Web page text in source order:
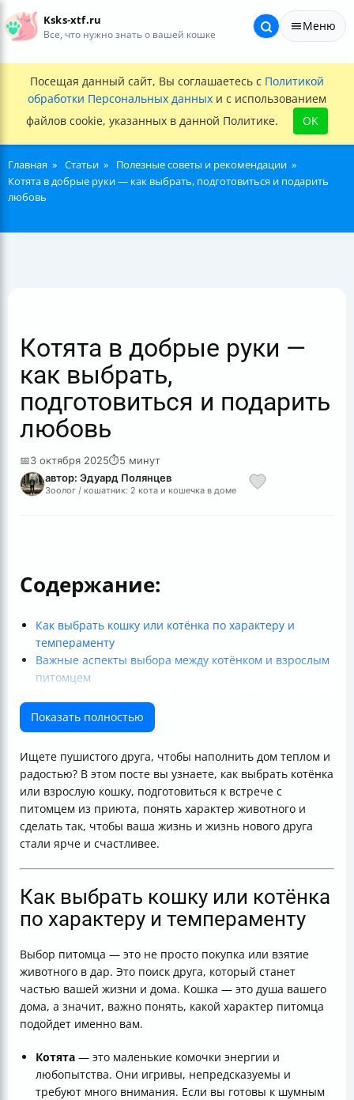
Ksks-xtf.ru
Все, что нужно знать о вашей кошке
Меню
Посещая данный сайт, Вы соглашаетесь с Политикой
обработки Персональных данных и с использованием
файлов cookie, указанных в данной Политике.
OK
Главная Статьи
Полезные советы и рекомендации
Котята в добрые руки — как выбрать, подготовиться и подарить
любовь
Котята в добрые руки —
как выбрать,
подготовиться и подарить
любовь
📅3 октября 2025⏱5 минут
автор: Эдуард Полянцев
Зоолог / кошатник: 2 кота и кошечка в доме
Содержание:
Как выбрать кошку или котёнка по характеру и
темпераменту
Важные аспекты выбора между котёнком и взрослым
питомцем
волонтёров
Как понять, подходит ли поведение кошки для вашего
Плюсы и минусы приюта и волонтёрской передачи
по сравнению с покупкой у заводчика
Советы по адаптации кошки в новом доме
Ресурсы и поддержка от волонтёров
Как минимизировать стресс при первой встрече с
питомцем
Как правильно составить объявление "Отдам
бесплатно в хорошие руки"
Как обеспечить актуальность и достоверность
информации
Полезные ссылки
Показать полностью
Ищете пушистого друга, чтобы наполнить дом теплом и
радостью? В этом посте вы узнаете, как выбрать котёнка
или взрослую кошку, подготовиться к встрече с
питомцем из приюта, понять характер животного и
сделать так, чтобы ваша жизнь и жизнь нового друга
стали ярче и счастливее.
Как выбрать кошку или котёнка
по характеру и темпераменту
Выбор питомца — это не просто покупка или взятие
животного в дар. Это поиск друга, который станет
частью вашей жизни и дома. Кошка — это душа вашего
дома, а значит, важно понять, какой характер питомца
подойдет именно вам.
Котята — это маленькие комочки энергии и
любопытства. Они игривы, непредсказуемы и
требуют много внимания. Если вы готовы к шумным